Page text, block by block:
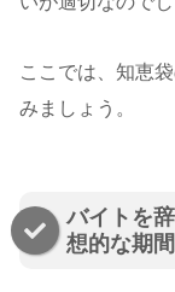
ここでは、知恵
みましょう。
バイトを
想的な期